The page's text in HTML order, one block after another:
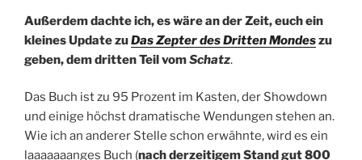
Außerdem dachte ich, es wäre an der Zeit, euch ein
kleines Update zuDas Zepter des Dritten Mondeszu
geben, dem dritten Teil vomSchatz.
Das Buch ist zu 95 Prozent im Kasten, der Showdown
und einige höchst dramatische Wendungen stehen an.
Wie ich an anderer Stelle schon erwähnte, wird es ein
laaaaaaanges Buch (nach derzeitigem Stand gut 800